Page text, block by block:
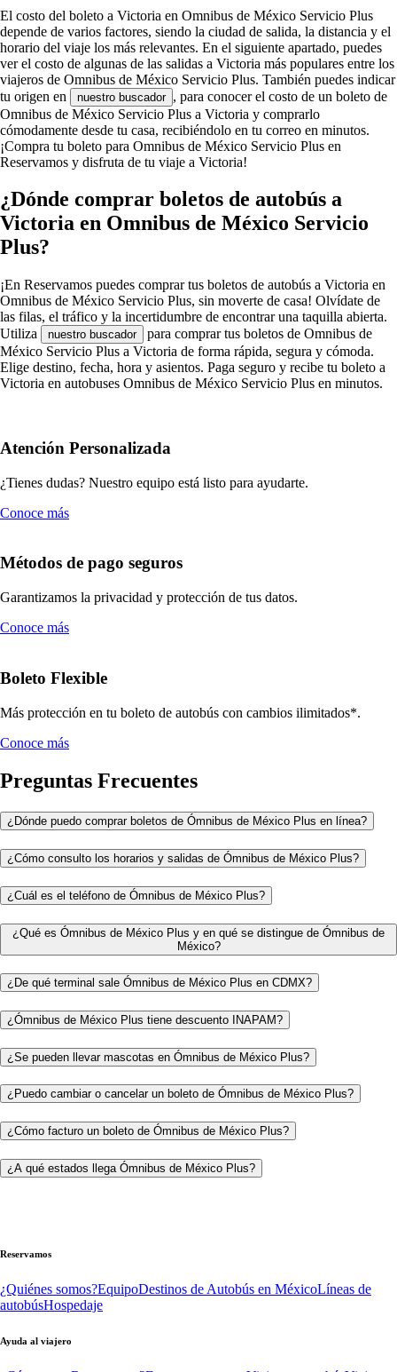
El costo del boleto a Victoria en Omnibus de México Servicio Plus
depende de varios factores, siendo la ciudad de salida, la distancia y el
horario del viaje los más relevantes. En el siguiente apartado, puedes
ver el costo de algunas de las salidas a Victoria más populares entre los
viajeros de Omnibus de México Servicio Plus. También puedes indicar
tu origen en
nuestro buscador , para conocer el costo de un boleto de
Omnibus de México Servicio Plus a Victoria y comprarlo
cómodamente desde tu casa, recibiéndolo en tu correo en minutos.
¡Compra tu boleto para Omnibus de México Servicio Plus en
Reservamos y disfruta de tu viaje a Victoria!
¿Dónde comprar boletos de autobús a
Victoria en Omnibus de México Servicio
Plus?
¡En Reservamos puedes comprar tus boletos de autobús a Victoria en
Omnibus de México Servicio Plus, sin moverte de casa! Olvídate de
las filas, el tráfico y la incertidumbre de encontrar una taquilla abierta.
Utiliza
nuestro buscador
para comprar tus boletos de Omnibus de
México Servicio Plus a Victoria de forma rápida, segura y cómoda.
Elige destino, fecha, hora y asientos. Paga seguro y recibe tu boleto a
Victoria en autobuses Omnibus de México Servicio Plus en minutos.
Atención Personalizada
¿Tienes dudas? Nuestro equipo está listo para ayudarte.
Conoce más
Métodos de pago seguros
Garantizamos la privacidad y protección de tus datos.
Conoce más
Boleto Flexible
Más protección en tu boleto de autobús con cambios ilimitados*.
Conoce más
Preguntas Frecuentes
¿Dónde puedo comprar boletos de Ómnibus de México Plus en línea?
¿Cómo consulto los horarios y salidas de Ómnibus de México Plus?
¿Cuál es el teléfono de Ómnibus de México Plus?
¿Qué es Ómnibus de México Plus y en qué se distingue de Ómnibus de
México?
¿De qué terminal sale Ómnibus de México Plus en CDMX?
¿Ómnibus de México Plus tiene descuento INAPAM?
¿Se pueden llevar mascotas en Ómnibus de México Plus?
¿Puedo cambiar o cancelar un boleto de Ómnibus de México Plus?
¿Cómo facturo un boleto de Ómnibus de México Plus?
¿A qué estados llega Ómnibus de México Plus?
Reservamos
¿Quiénes somos?EquipoDestinos de Autobús en MéxicoLíneas de
autobúsHospedaje
Ayuda al viajero